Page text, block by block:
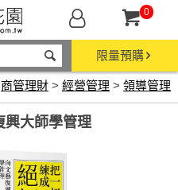
0
限量預購
商管理財 > 經營管理 > 領導管理
興大師學管理